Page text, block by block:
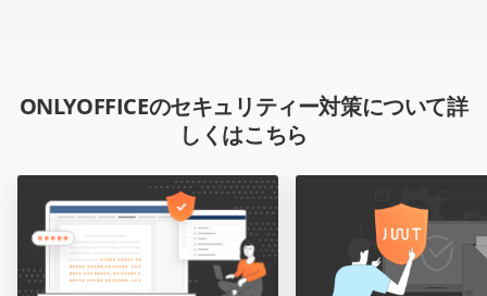
ONLYOFFICEのセキュリティー対策について詳
しくはこちら